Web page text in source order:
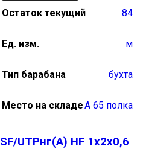
Остаток текущий
84
Ед. изм. м
Тип барабана бухта
Место на складеА 65 полка
SF/UTPнг(А) HF 1х2х0,6